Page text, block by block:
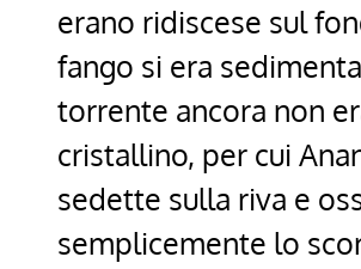
erano ridiscese sul
fango si era
torrente ancora non
cristallino, per cui
sedette sulla riva e
semplicemente lo